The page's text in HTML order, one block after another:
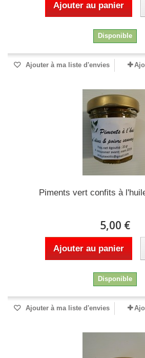
Ajouter au panier
Disponible
Ajouter à ma liste d'envies
Piments vert confits à
5,00 €
Ajouter au panier
Disponible
Ajouter à ma liste d'envies